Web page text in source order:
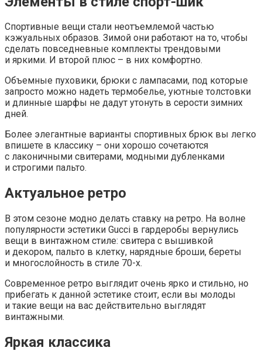
Спортивные вещи стали неотъемлемой частью
кэжуальных образов. Зимой они работают на то, чтобы
сделать повседневные комплекты трендовыми
и яркими. И второй плюс – в них комфортно.
Объемные пуховики, брюки с лампасами, под которые
запросто можно надеть термобелье, уютные толстовки
и длинные шарфы не дадут утонуть в серости зимних
дней.
Более элегантные варианты спортивных брюк вы легко
впишете в классику – они хорошо сочетаются
с лаконичными свитерами, модными дубленками
и строгими пальто.
Актуальное ретро
В этом сезоне модно делать ставку на ретро. На волне
популярности эстетики Gucci в гардеробы вернулись
вещи в винтажном стиле: свитера с вышивкой
и декором, пальто в клетку, нарядные броши, береты
и многослойность в стиле 70-х.
Современное ретро выглядит очень ярко и стильно, но
прибегать к данной эстетике стоит, если вы молоды
и такие вещи на вас действительно выглядят
винтажными.
Яркая классика